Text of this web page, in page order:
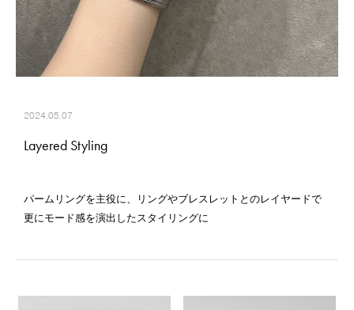
2024.05.07
Layered Styling
パームリングを主役に、リングやブレスレットとのレイヤードで
更にモード感を演出したスタイリングに